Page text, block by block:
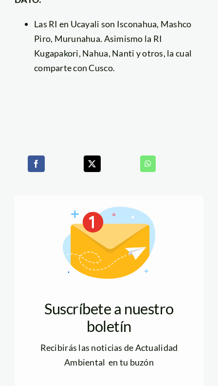
Las RI en Ucayali son Isconahua, Mashco
Piro, Murunahua. Asimismo la RI
Kugapakori, Nahua, Nanti y otros, la cual
comparte con Cusco.
Suscríbete a nuestro
boletín
Recibirás las noticias de Actualidad
Ambiental en tu buzón